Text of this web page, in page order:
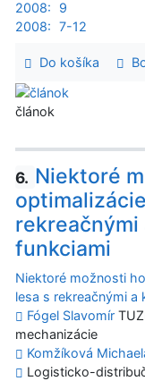
2008:
9
2008: 7-12
Do košíka
článok
6. Niektoré
funkciami
Niektoré možnosti
lesa s rekreačnými
Fógel Slavomír
mechanizácie
Komžíková
Logisticko-